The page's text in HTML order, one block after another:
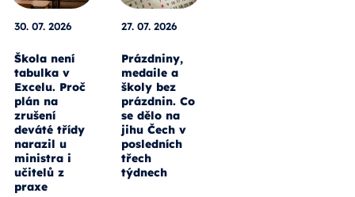
30. 07. 2026
Škola není
tabulka v
Excelu. Proč
plán na
zrušení
deváté třídy
narazil u
ministra i
učitelů z
praxe
27. 07. 2026
Prázdniny,
medaile a
školy bez
prázdnin. Co
se dělo na
jihu Čech v
posledních
třech
týdnech